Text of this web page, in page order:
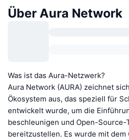
Über Aura Network
Was ist das Aura-Netzwerk?
Aura Network (AURA) zeichnet
Ökosystem aus, das speziell für
entwickelt wurde, um die
beschleunigen und Open-
bereitzustellen. Es wurde mit dem